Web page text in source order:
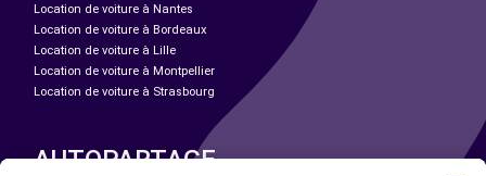
Location de voiture à Nantes
Location de voiture à Bordeaux
Location de voiture à Lille
Location de voiture à Montpellier
Location de voiture à Strasbourg
AUTOPARTAGE